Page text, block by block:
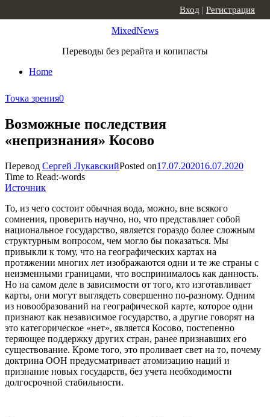
MixedNews
Переводы без рерайта и копипасты
Home
Вход | Регистрация
Точка зрения0
Возможные последствия
«непризнания» Косово
Перевод Сергей ЛукавскийPosted on17.07.202016.07.2020
Time to Read:-words
Источник
То, из чего состоит обычная вода, можно, вне всякого
сомнения, проверить научно, но, что представляет собой
национальное государство, является гораздо более сложным
структурным вопросом, чем могло бы показаться. Мы
привыкли к тому, что на географических картах на
протяжении многих лет изображаются одни и те же страны с
неизменными границами, что воспринималось как данность.
Но на самом деле в зависимости от того, кто изготавливает
карты, они могут выглядеть совершенно по-разному. Одним
из новообразований на географической карте, которое одни
признают как независимое государство, а другие говорят на
это категорическое «нет», является Косово, постепенно
теряющее поддержку других стран, ранее признавших его
существование. Кроме того, это проливает свет на то, почему
доктрина ООН предусматривает атомизацию наций и
признание новых государств, без учета необходимости
долгосрочной стабильности.